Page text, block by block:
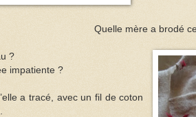
Quelle mère a brodé
?
impatiente ?
a tracé, avec un fil de coton